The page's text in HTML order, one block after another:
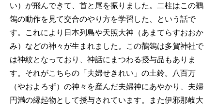
い）が飛んできて、首と尾を振りました。二柱はこの鶺
鴒の動作を見て交合のやり方を学習した、という話で
す。これにより日本列島や天照大神（あまてらすおおか
み）などの神々が生まれました。この鶺鴒は多賀神社で
は神紋となっており、神話にまつわる授与品もありま
す。それがこちらの「夫婦せきれい」の土鈴。八百万
（やおよろず）の神々を産んだ夫婦神にあやかり、夫婦
円満の縁起物として授与されています。また伊邪那岐大